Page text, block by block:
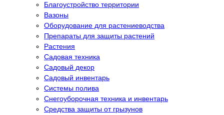
Благоустройство территории
Вазоны
Оборудование для растениеводства
Препараты для защиты растений
Растения
Садовая техника
Садовый декор
Садовый инвентарь
Системы полива
Снегоуборочная техника и инвентарь
Средства защиты от грызунов